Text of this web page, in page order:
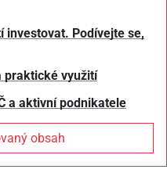
investovat. Podívejte se,
praktické využití
a aktivní podnikatele
obsah